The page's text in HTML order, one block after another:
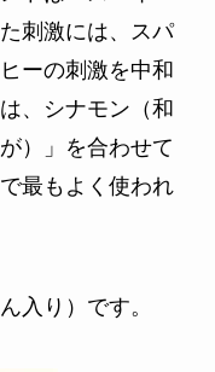
刺激には、スパ
ーの刺激を中和
、シナモン（和
）」を合わせて
最もよく使われ
入り）です。